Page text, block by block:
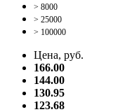
> 8000
> 25000
> 100000
Цена, руб.
166.00
144.00
130.95
123.68